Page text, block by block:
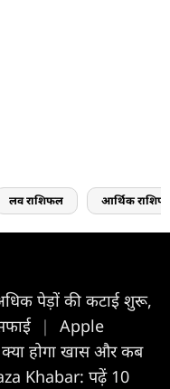
लव राशिफल आर्थिक
पेड़ों की कटाई शुरू,
|
Apple
होगा खास और कब
Khabar: पढ़ें 10